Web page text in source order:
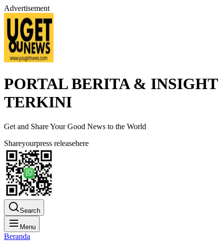
Advertisement
PORTAL BERITA & INSIGHT
TERKINI
Get and Share Your Good News to the World
Shareyourpress releasehere
Search
Menu
Beranda